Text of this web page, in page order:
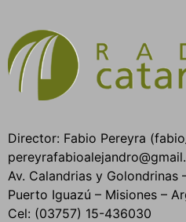
Director: Fabio Pereyra
Av. Calandrias y Golondrinas
Puerto Iguazú – Misiones –
Cel: (03757) 15-436030